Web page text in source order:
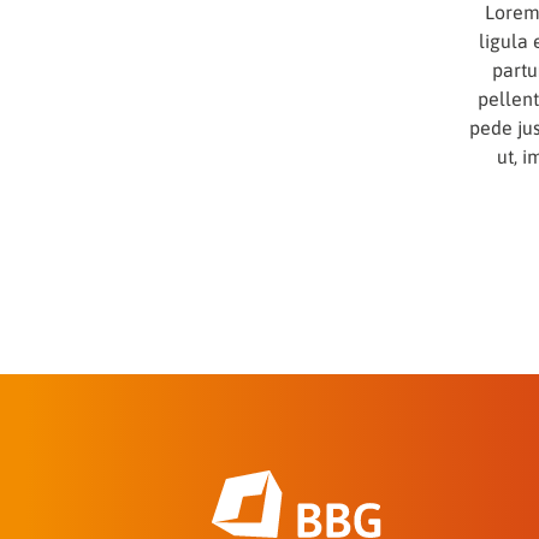
ligula
pede
ut,